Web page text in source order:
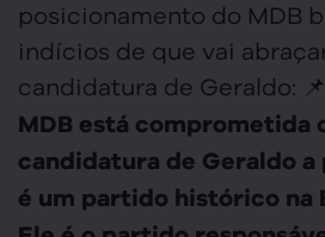
posicionamento do MDB
indícios de que vai
candidatura de Geraldo: 📌
MDB está comprometida
candidatura de Geraldo a
é um partido histórico na